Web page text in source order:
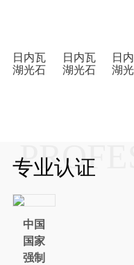
日内瓦
湖光石
日内瓦
湖光石
日
湖
专业认证
中国
国家
强制